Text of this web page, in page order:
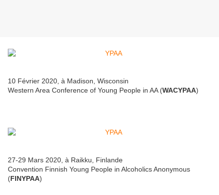
10 Février 2020, à Madison, Wisconsin
Western Area Conference of Young People in AA (WACYPAA)
27-29 Mars 2020, à Raikku, Finlande
Convention Finnish Young People in Alcoholics Anonymous
(FINYPAA)